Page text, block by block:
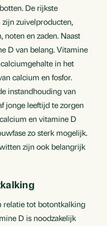
De rijkste
zuivelproducten,
noten en zaden. Naast
D van belang. Vitamine
in het
calcium en fosfor.
instandhouding van
jonge leeftijd te zorgen
en vitamine D
zo sterk mogelijk.
zijn ook belangrijk
relatie tot botontkalking
D is noodzakelijk